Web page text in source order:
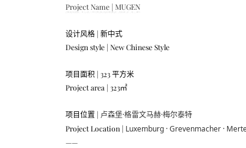
Project Name | MUGEN
设计风格 | 新中式
Design style | New Chinese Style
项目面积 | 323 平方米
Project area | 323㎡
项目位置 | 卢森堡·格雷文马赫·梅尔泰特
Project Location | Luxemburg · Grevenmacher ·
——